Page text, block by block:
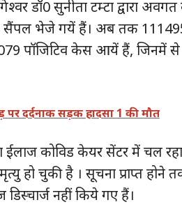
डॉ0 सुनीता टम्टा द्वारा
सैंपल भेजे गयें हैं। अब तक
पॉजिटिव केस आयें हैं, जिनमें
पर दर्दनाक सड़क हादसा 1 की मौत
ईलाज कोविड केयर सेंटर में चल
हो चुकी है । सूचना प्राप्त
नहीं किये गए हैं।